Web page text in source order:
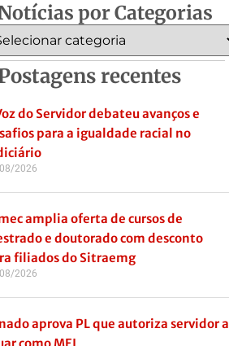
por Categorias
recentes
do Servidor debateu avanços e
para a igualdade racial no
2026
amplia oferta de cursos de
e doutorado com desconto
filiados do Sitraemg
2026
aprova PL que autoriza servidor a